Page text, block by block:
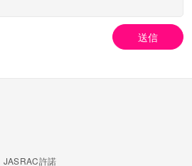
送信
JASRAC許諾